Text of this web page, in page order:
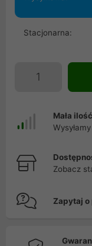
Stacjonarna:
Mała ilość
Zobacz
Zapytaj